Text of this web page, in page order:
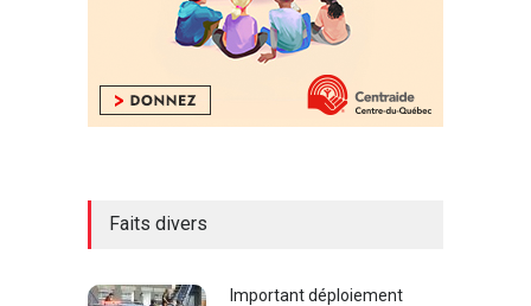
Faits divers
Important déploiement